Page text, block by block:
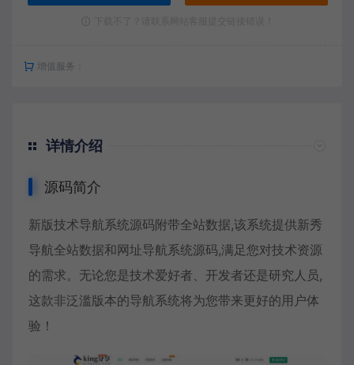
增值服务：
详情介绍
源码简介
新版技术导航系统源码附带全站数据,该系统提供新秀
导航全站数据和网址导航系统源码,满足您对技术资源
的需求。无论您是技术爱好者、开发者还是研究人员,
这款非泛滥版本的导航系统将为您带来更好的用户体
验！